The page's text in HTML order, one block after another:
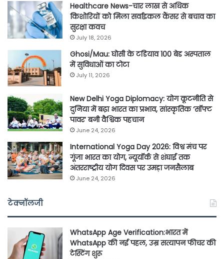
Healthcare News-चार लाख से अधिक
किशोरियों को मिला सर्वाइकल कैंसर से बचाव का
सुरक्षा कवच
July 18, 2026
Ghosi/Mau: घोसी के टडियाव 100 बेड अस्पताल
में सुविधाओं का टोटा
July 11, 2026
New Delhi Yoga Diplomacy: योग कूटनीति से
दुनिया में बढ़ा भारत का प्रभाव, सांस्कृतिक ‘सॉफ्ट
पावर’ बनी वैश्विक पहचान
June 24, 2026
International Yoga Day 2026: विश्व मंच पर
गूंजा भारत का योग, न्यूयॉर्क से शंघाई तक
अंतरराष्ट्रीय योग दिवस पर उमड़ा जनसैलाब
June 24, 2026
टेक्नॉलजी
WhatsApp Age Verification:भारत में
WhatsApp की नई पहल, उम्र सत्यापन फीचर की
टेस्टिंग शुरू